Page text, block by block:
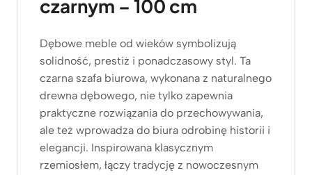
czarnym – 100 cm
Dębowe meble od wieków symbolizują
solidność, prestiż i ponadczasowy styl. Ta
czarna szafa biurowa, wykonana z naturalnego
drewna dębowego, nie tylko zapewnia
praktyczne rozwiązania do przechowywania,
ale też wprowadza do biura odrobinę historii i
elegancji. Inspirowana klasycznym
rzemiosłem, łączy tradycję z nowoczesnym